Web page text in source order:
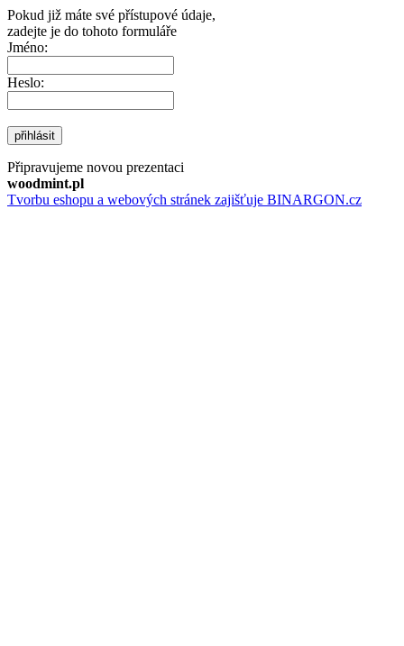
Pokud již máte své přístupové údaje,
zadejte je do tohoto formuláře
Jméno:
Heslo:
přihlásit
Připravujeme novou prezentaci
woodmint.pl
Tvorbu eshopu a webových stránek zajišťuje BINARGON.cz